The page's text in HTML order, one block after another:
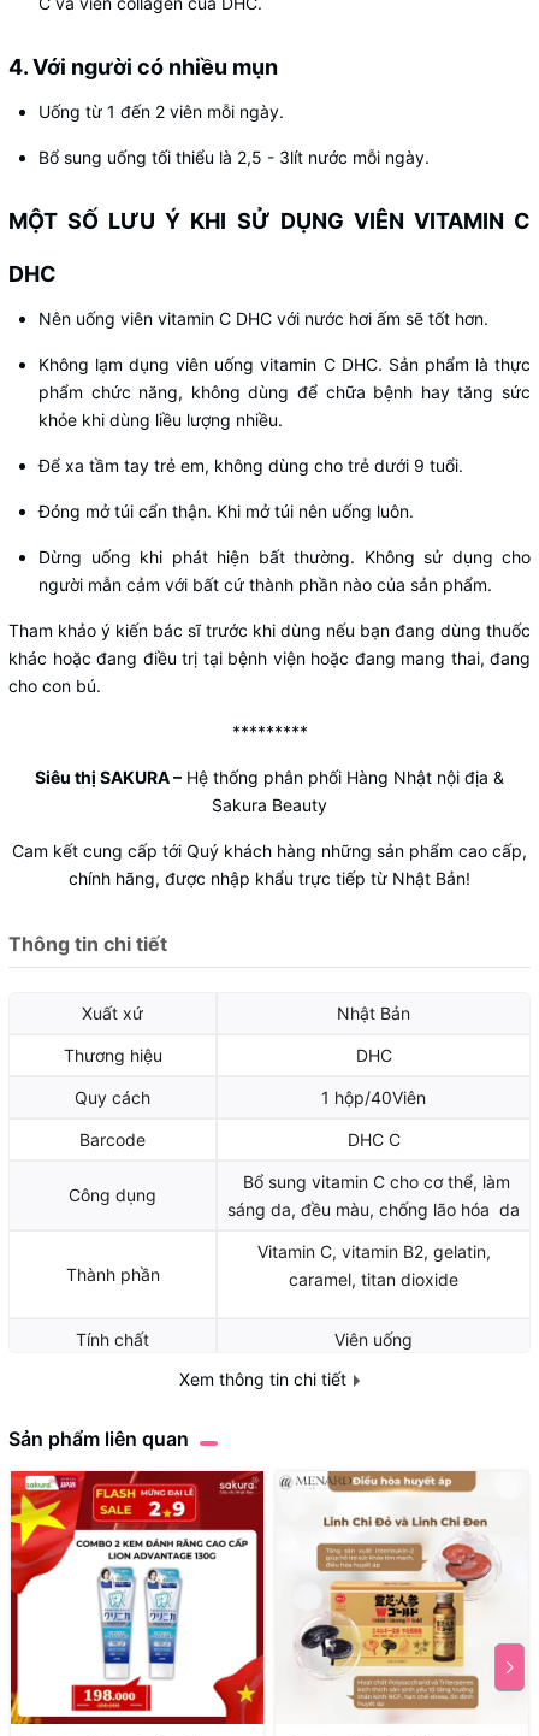
4. Với người có nhiều mụn
Uống từ 1 đến 2 viên mỗi ngày.
Bổ sung uống tối thiểu là 2,5 - 3lít nước mỗi ngày.
MỘT SỐ LƯU Ý KHI SỬ DỤNG VIÊN VITAMIN C
DHC
Nên uống viên vitamin C DHC với nước hơi ấm sẽ tốt hơn.
Không lạm dụng viên uống vitamin C DHC. Sản phẩm là thực
phẩm chức năng, không dùng để chữa bệnh hay tăng sức
khỏe khi dùng liều lượng nhiều.
Để xa tầm tay trẻ em, không dùng cho trẻ dưới 9 tuổi.
Đóng mở túi cẩn thận. Khi mở túi nên uống luôn.
Dừng uống khi phát hiện bất thường. Không sử dụng cho
người mẫn cảm với bất cứ thành phần nào của sản phẩm.
Tham khảo ý kiến bác sĩ trước khi dùng nếu bạn đang dùng thuốc
khác hoặc đang điều trị tại bệnh viện hoặc đang mang thai, đang
cho con bú.
*********
Siêu thị SAKURA– Hệ thống phân phối Hàng Nhật nội địa &
Sakura Beauty
Cam kết cung cấp tới Quý khách hàng những sản phẩm cao cấp,
chính hãng, được nhập khẩu trực tiếp từ Nhật Bản!
Thông tin chi tiết
Xuất xứ Nhật Bản
Thương hiệu DHC
Quy cách 1 hộp/40Viên
Barcode DHC C
Công dụng
Bổ sung vitamin C cho cơ thể, làm
sáng da, đều màu, chống lão hóa da
Thành phần
Vitamin C, vitamin B2, gelatin,
caramel, titan dioxide
Tính chất Viên uống
100g
Xem thông tin chi tiết
Sản phẩm liên quan